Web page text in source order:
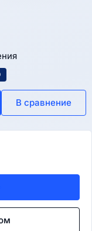
В сравнение